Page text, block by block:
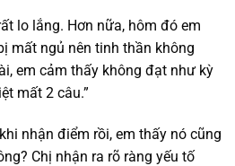
lo lắng. Hơn nữa, hôm đó em
mất ngủ nên tinh thần không
em cảm thấy không đạt như kỳ
mất 2 câu.”
nhận điểm rồi, em thấy nó cũng
Chị nhận ra rõ ràng yếu tố